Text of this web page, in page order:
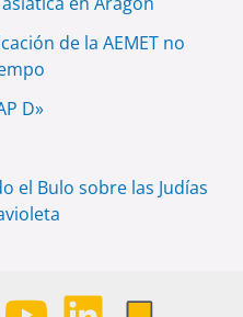
de la AEMET no
D»
el Bulo sobre las Judías